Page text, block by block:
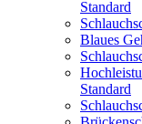
Standard
Blaues
Standard